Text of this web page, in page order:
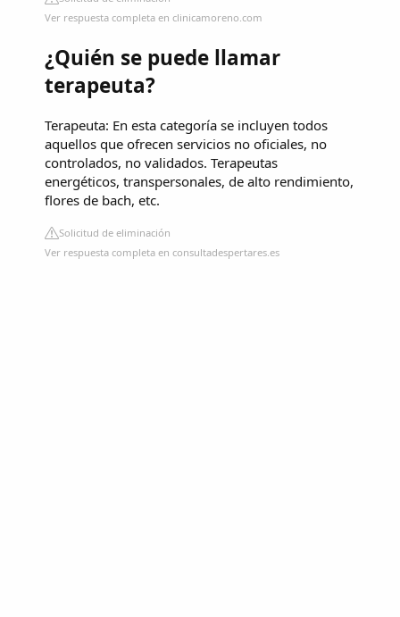
Ver respuesta completa en clinicamoreno.com
¿Quién se puede llamar
terapeuta?
Terapeuta: En esta categoría se incluyen todos
aquellos que ofrecen servicios no oficiales, no
controlados, no validados. Terapeutas
energéticos, transpersonales, de alto rendimiento,
flores de bach, etc.
Solicitud de eliminación
Ver respuesta completa en consultadespertares.es